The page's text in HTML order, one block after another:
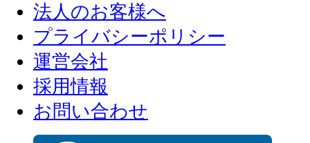
法人のお客様へ
プライバシーポリシー
運営会社
採用情報
お問い合わせ